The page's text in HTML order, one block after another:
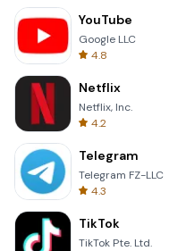
YouTube
Google LLC
4.8
Netflix
Netflix, Inc.
4.2
Telegram
Telegram FZ-LLC
4.3
TikTok
TikTok Pte. Ltd.